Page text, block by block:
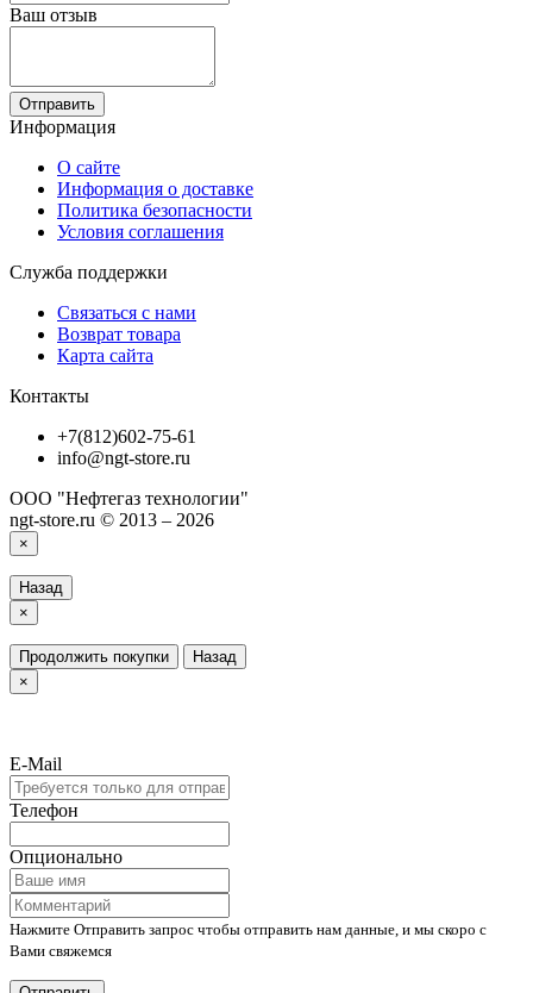
Ваш отзыв
Отправить
Информация
О сайте
Информация о доставке
Политика безопасности
Условия соглашения
Служба поддержки
Связаться с нами
Возврат товара
Карта сайта
Контакты
+7(812)602-75-61
info@ngt-store.ru
ООО "Нефтегаз технологии"
ngt-store.ru © 2013 – 2026
×
Назад
×
Продолжить покупки
Назад
×
E-Mail
Телефон
Опционально
Нажмите Отправить запрос чтобы отправить нам данные, и мы скоро с
Вами свяжемся